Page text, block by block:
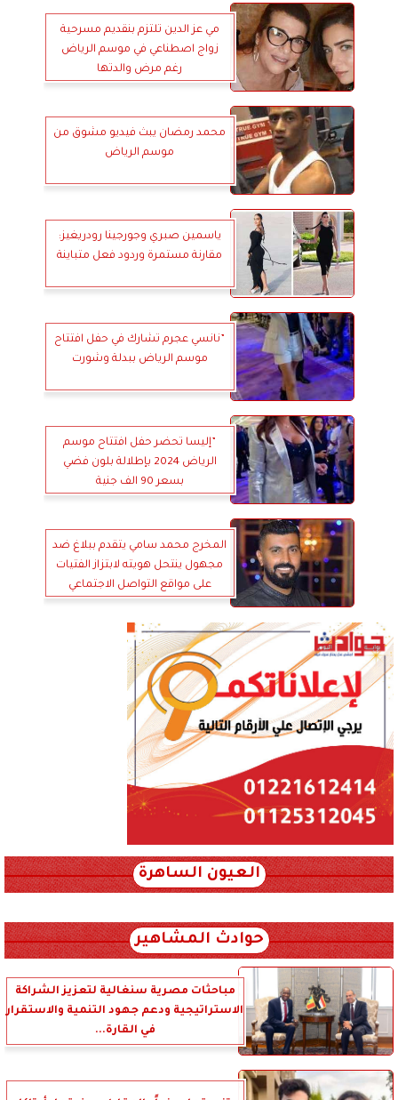
مي عز الدين تلتزم بنقديم مسرحية
زواج اصطناعي في موسم الرياض
رغم مرض والدتها
محمد رمضان يبث فيديو مشوق من
موسم الرياض
ياسمين صبري وجورجينا رودريغيز:
مقارنة مستمرة وردود فعل متباينة
”نانسي عجرم تشارك في حفل افتتاح
موسم الرياض ببدلة وشورت
”إليسا تحضر حفل افتتاح موسم
الرياض 2024 بإطلالة بلون فضي
بسعر 90 الف جنية
المخرج محمد سامي يتقدم ببلاغ ضد
مجهول ينتحل هويته لابتزاز الفتيات
على مواقع التواصل الاجتماعي
العيون الساهرة
حوادث المشاهير
مباحثات مصرية سنغالية لتعزيز الشراكة
الاستراتيجية ودعم جهود التنمية والاستقرار
في القارة...